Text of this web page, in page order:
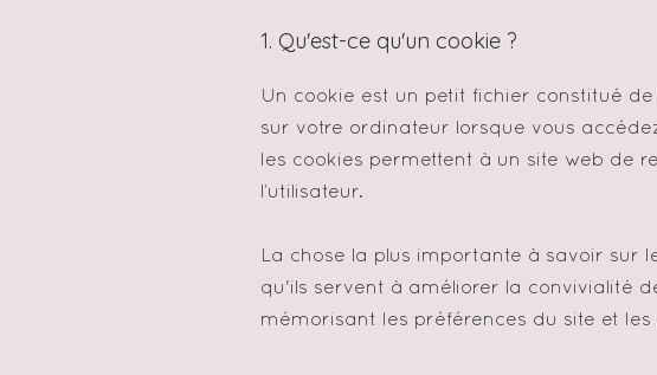
1. Qu'est-ce qu'un cookie ?
Un cookie est un petit fichier constitué
sur votre ordinateur lorsque vous
les cookies permettent à un site web de
l’utilisateur.
La chose la plus importante à savoir sur
qu'ils servent à améliorer la convivialité
mémorisant les préférences du site et